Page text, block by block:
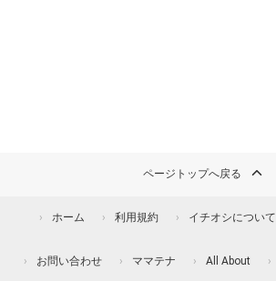
ページトップへ戻る
ホーム 利用規約 イチオシについて
お問い合わせ ママテナ All About